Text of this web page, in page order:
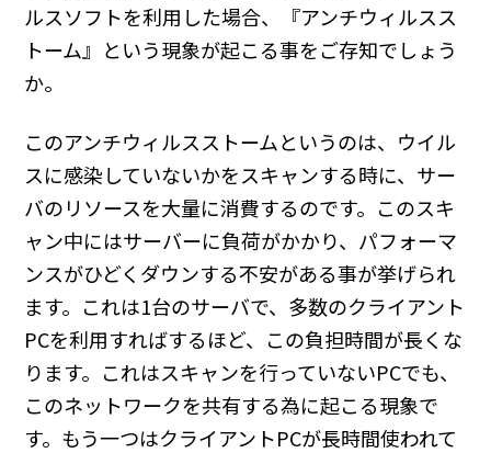
ルスソフトを利用した場合、『アンチウィルスス
トーム』という現象が起こる事をご存知でしょう
か。
このアンチウィルスストームというのは、ウイル
スに感染していないかをスキャンする時に、サー
バのリソースを大量に消費するのです。このスキ
ャン中にはサーバーに負荷がかかり、パフォーマ
ンスがひどくダウンする不安がある事が挙げられ
ます。これは1台のサーバで、多数のクライアント
PCを利用すればするほど、この負担時間が長くな
ります。これはスキャンを行っていないPCでも、
このネットワークを共有する為に起こる現象で
す。もう一つはクライアントPCが長時間使われて